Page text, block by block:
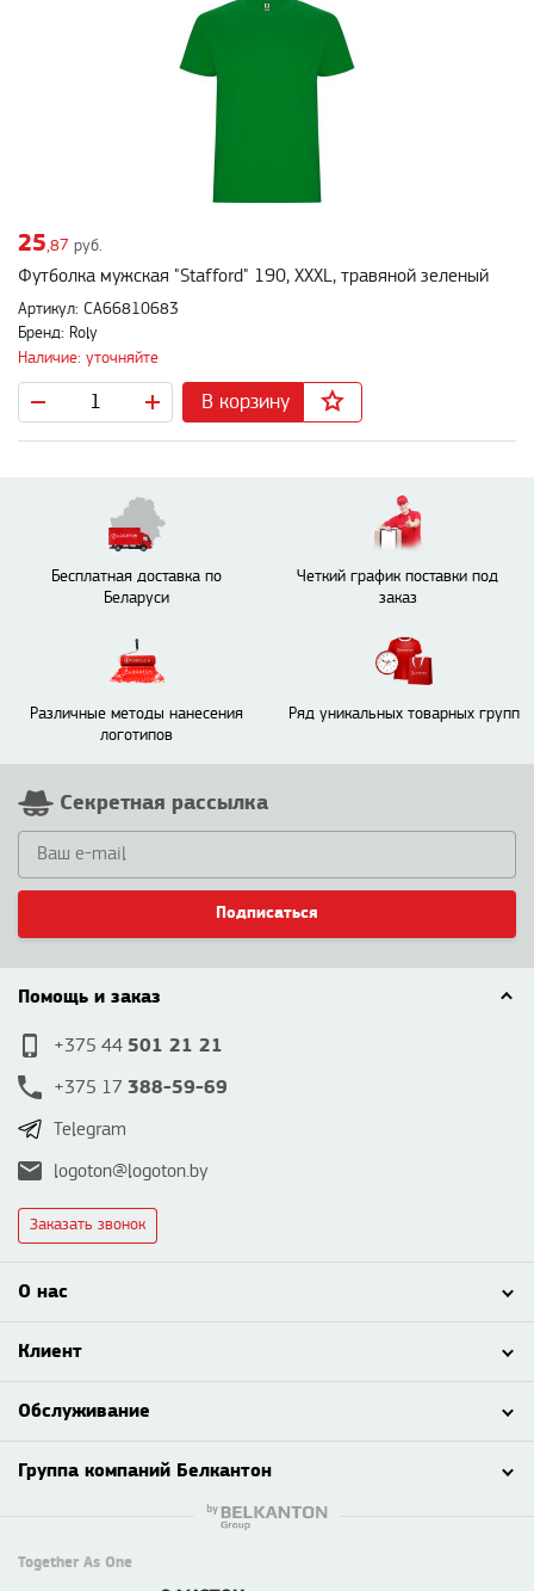
25,87 руб.
Футболка мужская "Stafford" 190, XXXL, травяной зеленый
Артикул: CA66810683
Бренд: Roly
Наличие: уточняйте
В корзину
Бесплатная доставка по
Беларуси
Четкий график поставки под
заказ
Различные методы нанесения
логотипов
Ряд уникальных товарных групп
Секретная рассылка
Подписаться
Помощь и заказ
+375 44 501 21 21
+375 17 388-59-69
Telegram
logoton@logoton.by
Заказать звонок
О нас
Клиент
Обслуживание
Группа компаний Белкантон
Together As One